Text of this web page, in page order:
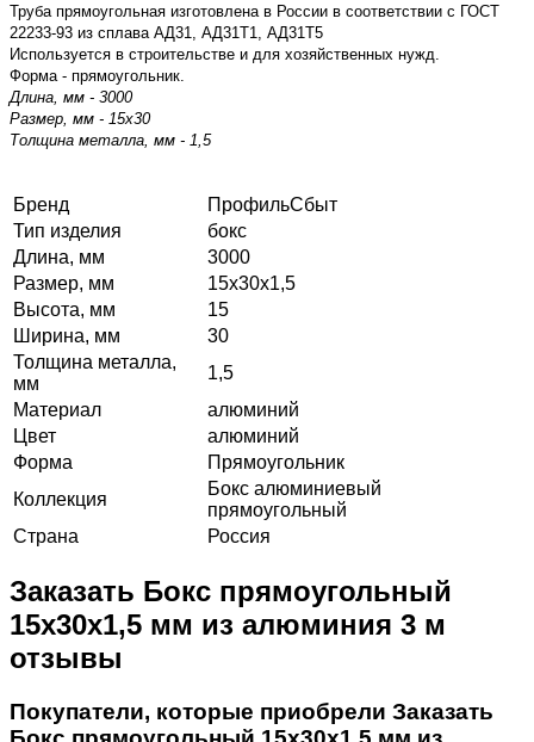
Труба прямоугольная изготовлена в России в соответствии с ГОСТ
22233-93 из сплава АД31, АД31Т1, АД31Т5
Используется в строительстве и для хозяйственных нужд.
Форма - прямоугольник.
Длина, мм - 3000
Размер, мм - 15х30
Толщина металла, мм - 1,5
Бренд
ПрофильСбыт
Тип изделия
бокс
Длина, мм
3000
Размер, мм
15х30х1,5
Высота, мм
15
Ширина, мм
30
Толщина металла,
мм
1,5
Материал
алюминий
Цвет
алюминий
Форма
Прямоугольник
Коллекция
Бокс алюминиевый
прямоугольный
Страна
Россия
Заказать Бокс прямоугольный
15х30х1,5 мм из алюминия 3 м
отзывы
Покупатели, которые приобрели Заказать